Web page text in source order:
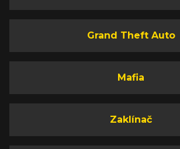
Grand Theft Auto
Mafia
Zaklínač